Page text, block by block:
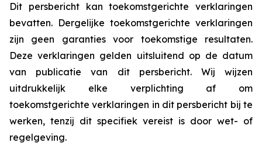
Dit persbericht kan toekomstgerichte verklaringen
bevatten. Dergelijke toekomstgerichte verklaringen
zijn geen garanties voor toekomstige resultaten.
Deze verklaringen gelden uitsluitend op de datum
van publicatie van dit persbericht. Wij wijzen
uitdrukkelijk elke verplichting af om
toekomstgerichte verklaringen in dit persbericht bij te
werken, tenzij dit specifiek vereist is door wet- of
regelgeving.